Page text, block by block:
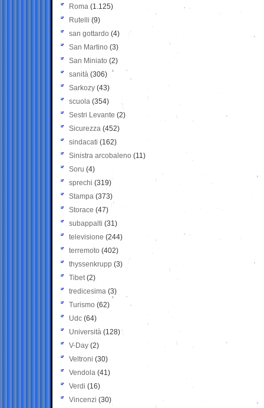
Roma (1.125)
Rutelli (9)
san gottardo (4)
San Martino (3)
San Miniato (2)
sanità (306)
Sarkozy (43)
scuola (354)
Sestri Levante (2)
Sicurezza (452)
sindacati (162)
Sinistra arcobaleno (11)
Soru (4)
sprechi (319)
Stampa (373)
Storace (47)
subappalti (31)
televisione(244)
terremoto (402)
thyssenkrupp (3)
Tibet(2)
tredicesima (3)
Turismo (62)
Udc (64)
Università (128)
V-Day (2)
Veltroni (30)
Vendola (41)
Verdi (16)
Vincenzi (30)